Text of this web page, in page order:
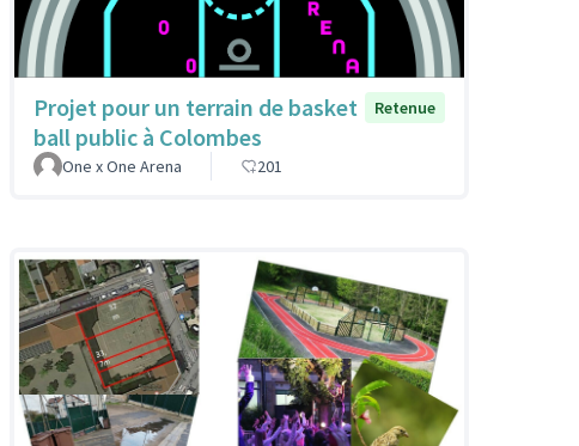
Projet pour un terrain de basket
ball public à Colombes
Retenue
One x One Arena 201